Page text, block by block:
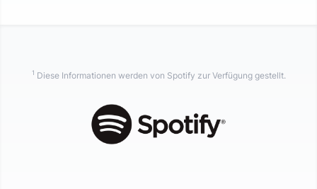
1 Diese Informationen werden von Spotify zur Verfügung gestellt.